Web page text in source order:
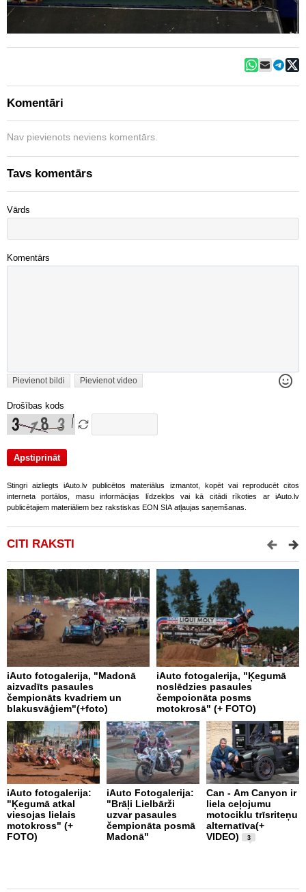
Komentāri
Nav pievienots neviens komentārs.
Tavs komentārs
Vārds
Komentārs
Pievienot bildi Pievienot video
Drošības kods
Stingri aizliegts iAuto.lv publicētos materiālus izmantot, kopēt vai reproducēt citos
interneta portālos, masu informācijas līdzekļos vai kā citādi rīkoties ar iAuto.lv
publicētajiem materiāliem bez rakstiskas EON SIA atļaujas saņemšanas.
CITI RAKSTI
iAuto fotogalerija, "Madonā
aizvadīts pasaules
čempionāts kvadriem un
blakusvāģiem"(+foto)
iAuto fotogalerija, "Ķegumā
noslēdzies pasaules
čempoionāta posms
motokrosā" (+ FOTO)
iAuto fotogalerija:
"Ķegumā atkal
viesojas lielais
motokross" (+
FOTO)
iAuto Fotogalerija:
"Brāļi Lielbārži
uzvar pasaules
čempionāta posmā
Madonā"
Can - Am Canyon ir
liela ceļojumu
motociklu trīsriteņu
alternatīva(+
VIDEO)
3